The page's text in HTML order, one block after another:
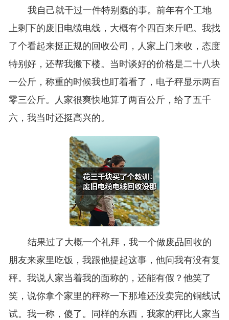
我自己就干过一件特别蠢的事。前年有个工地
上剩下的废旧电缆电线，大概有个四百来斤吧。我找
了个看起来挺正规的回收公司，人家上门来收，态度
特别好，还帮我搬下楼。当时谈好的价格是二十八块
一公斤，称重的时候我也盯着看了，电子秤显示两百
零三公斤。人家很爽快地算了两百公斤，给了五千
六，我当时还挺高兴的。
结果过了大概一个礼拜，我一个做废品回收的
朋友来家里吃饭，我跟他提起这事，他问我有没有复
秤。我说人家当着我的面称的，还能有假？他笑了
笑，说你拿个家里的秤称一下那堆还没卖完的铜线试
试。我一称，傻了。同样的东西，我家的秤比人家当